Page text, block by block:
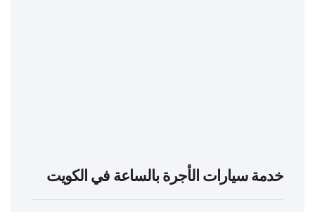
خدمة سيارات الأجرة بالساعة في الكويت